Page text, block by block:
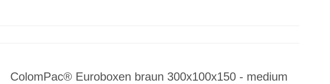
ColomPac® Euroboxen braun 300x100x150 - medium